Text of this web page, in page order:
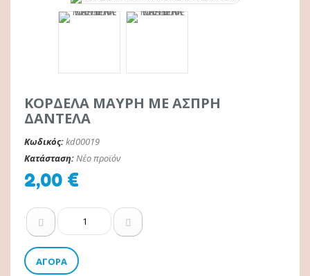
ΚΟΡΔΕΛΑ ΜΑΥΡΗ ΜΕ ΑΣΠΡΗ
ΔΑΝΤΕΛΑ
Κωδικός:kd00019
Κατάσταση:Νέο προϊόν
2,00 €
ΑΓΟΡΆ